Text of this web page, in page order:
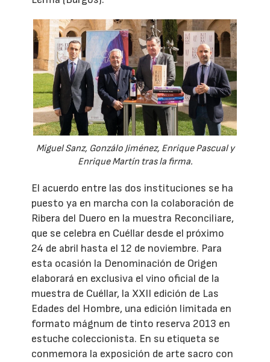
Miguel Sanz, Gonzálo Jiménez, Enrique Pascual y
Enrique Martín tras la firma.
El acuerdo entre las dos instituciones se ha
puesto ya en marcha con la colaboración de
Ribera del Duero en la muestra Reconciliare,
que se celebra en Cuéllar desde el próximo
24 de abril hasta el 12 de noviembre. Para
esta ocasión la Denominación de Origen
elaborará en exclusiva el vino oficial de la
muestra de Cuéllar, la XXII edición de Las
Edades del Hombre, una edición limitada en
formato mágnum de tinto reserva 2013 en
estuche coleccionista. En su etiqueta se
conmemora la exposición de arte sacro con